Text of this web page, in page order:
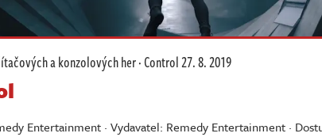
a konzolových her·Control27. 8. 2019
Entertainment · Vydavatel: Remedy Entertainment ·